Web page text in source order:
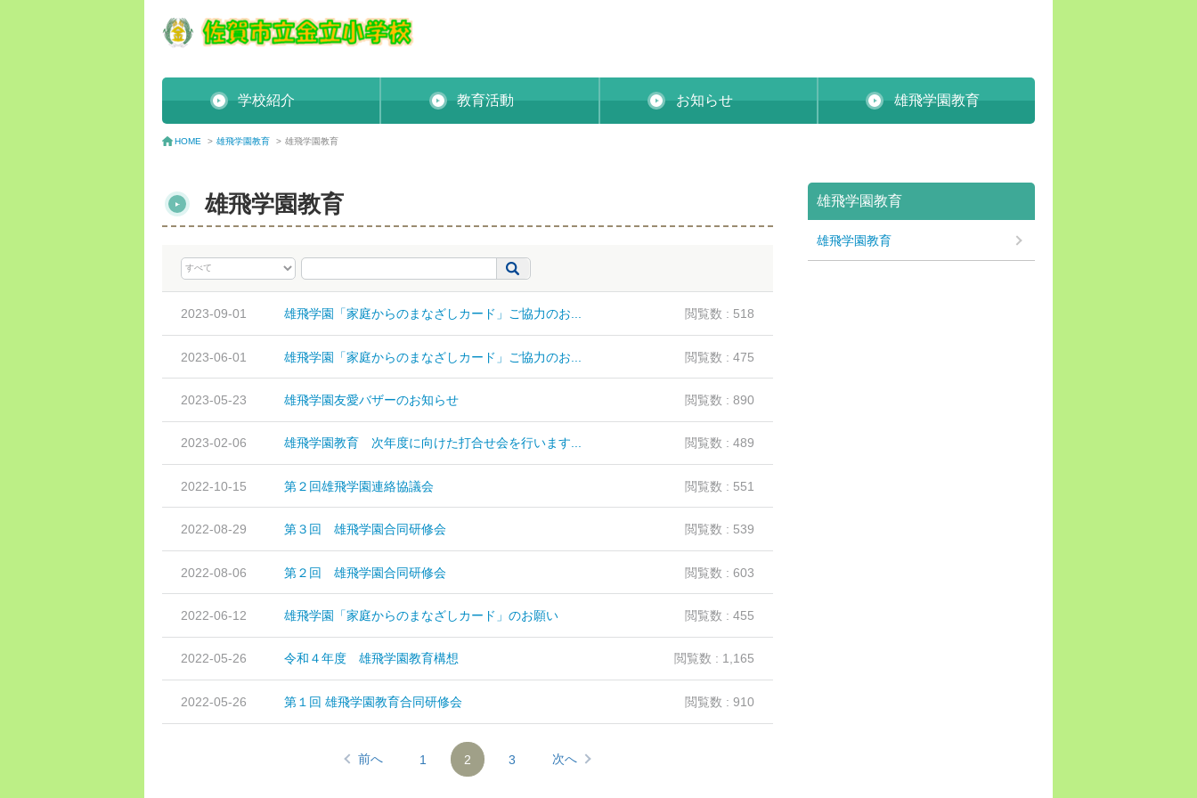
学校紹介 教育活動 お知らせ 雄飛学園教育
HOME > 雄飛学園教育 > 雄飛学園教育
雄飛学園教育
2023-09-01 雄飛学園「家庭からのまなざしカード」ご協力のお... 閲覧数 : 518
2023-06-01 雄飛学園「家庭からのまなざしカード」ご協力のお... 閲覧数 : 475
2023-05-23 雄飛学園友愛バザーのお知らせ 閲覧数 : 890
2023-02-06 雄飛学園教育 次年度に向けた打合せ会を行います... 閲覧数 : 489
2022-10-15 第２回雄飛学園連絡協議会 閲覧数 : 551
2022-08-29 第３回 雄飛学園合同研修会 閲覧数 : 539
2022-08-06 第２回 雄飛学園合同研修会 閲覧数 : 603
2022-06-12 雄飛学園「家庭からのまなざしカード」のお願い 閲覧数 : 455
2022-05-26 令和４年度 雄飛学園教育構想 閲覧数 : 1,165
2022-05-26 第１回 雄飛学園教育合同研修会 閲覧数 : 910
前へ 1 2 3 次へ
雄飛学園教育
雄飛学園教育